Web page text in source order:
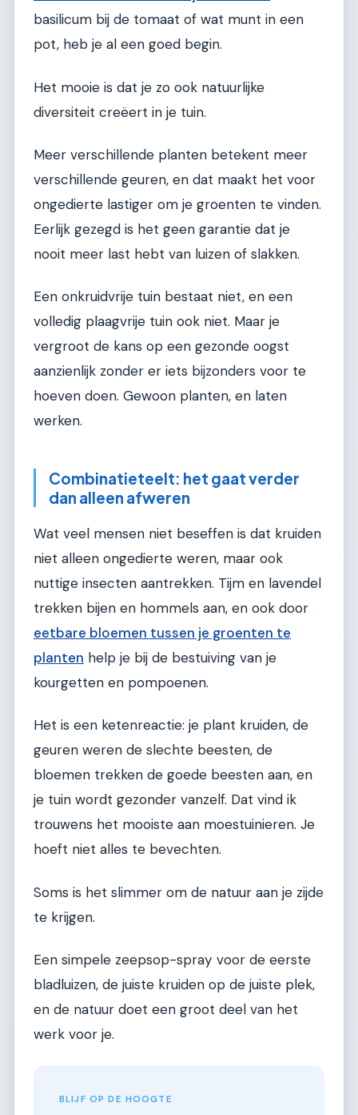
basilicum bij de tomaat of wat munt in een
pot, heb je al een goed begin.
Het mooie is dat je zo ook natuurlijke
diversiteit creëert in je tuin.
Meer verschillende planten betekent meer
verschillende geuren, en dat maakt het voor
ongedierte lastiger om je groenten te vinden.
Eerlijk gezegd is het geen garantie dat je
nooit meer last hebt van luizen of slakken.
Een onkruidvrije tuin bestaat niet, en een
volledig plaagvrije tuin ook niet. Maar je
vergroot de kans op een gezonde oogst
aanzienlijk zonder er iets bijzonders voor te
hoeven doen. Gewoon planten, en laten
werken.
Combinatieteelt: het gaat verder
dan alleen afweren
Wat veel mensen niet beseffen is dat kruiden
niet alleen ongedierte weren, maar ook
nuttige insecten aantrekken. Tijm en lavendel
trekken bijen en hommels aan, en ook door
eetbare bloemen tussen je groenten te
planten help je bij de bestuiving van je
kourgetten en pompoenen.
Het is een ketenreactie: je plant kruiden, de
geuren weren de slechte beesten, de
bloemen trekken de goede beesten aan, en
je tuin wordt gezonder vanzelf. Dat vind ik
trouwens het mooiste aan moestuinieren. Je
hoeft niet alles te bevechten.
Soms is het slimmer om de natuur aan je zijde
te krijgen.
Een simpele zeepsop-spray voor de eerste
bladluizen, de juiste kruiden op de juiste plek,
en de natuur doet een groot deel van het
werk voor je.
BLIJF OP DE HOOGTE